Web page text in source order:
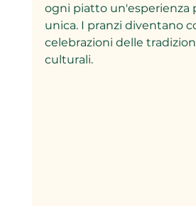
ogni piatto un'esperienza
unica. I pranzi diventano
celebrazioni delle
culturali.